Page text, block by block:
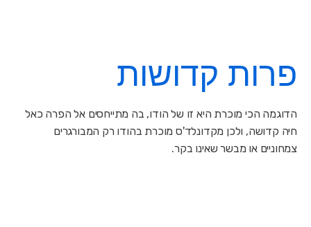
פרות קדושות
הדוגמה הכי מוכרת היא זו של הודו, בה מתייחסים אל הפרה כאל
חיה קדושה, ולכן מקדונלד'ס מוכרת בהודו רק המבורגרים
צמחוניים או מבשר שאינו בקר.